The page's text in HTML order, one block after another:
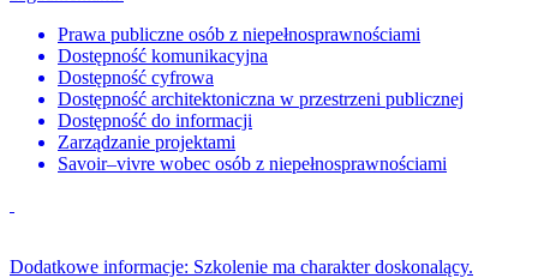
Prawa publiczne osób z niepełnosprawnościami
Dostępność komunikacyjna
Dostępność cyfrowa
Dostępność architektoniczna w przestrzeni publicznej
Dostępność do informacji
Zarządzanie projektami
Savoir–vivre wobec osób z niepełnosprawnościami
Dodatkowe informacje: Szkolenie ma charakter doskonalący.